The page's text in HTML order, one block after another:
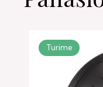
Turime